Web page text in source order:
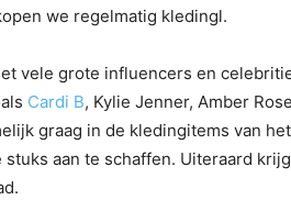
we regelmatig kledingl.
vele grote influencers en
Cardi B, Kylie Jenner, Amber
graag in de kledingitems van
aan te schaffen. Uiteraard